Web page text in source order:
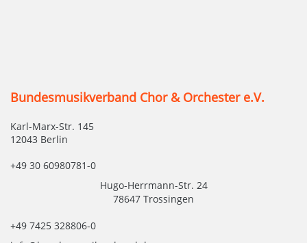
Bundesmusikverband Chor & Orchester e.V.
Karl-Marx-Str. 145
12043 Berlin
+49 30 60980781-0
Hugo-Herrmann-Str. 24
78647 Trossingen
+49 7425 328806-0